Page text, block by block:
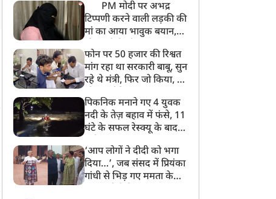
PM मोदी पर अभद्र
टिप्पणी करने वाली लड़की की
मां का आया भावुक बयान,
बेटी को गोद लें प्रधानमंत्री
फोन पर 50 हजार की रिश्वत
मांग रहा था सरकारी बाबू, सुन
रहे थे मंत्री, फिर जो किया, वो
पिकनिक मनाने गए 4 युवक
नदी के तेज़ बहाव में फंसे, 11
घंटे के सफल रेस्क्यू के बाद
‘आप लोगों ने दीदी को भगा
दिया…’, जब संसद में प्रियंका
गांधी से भिड़ गए ममता के